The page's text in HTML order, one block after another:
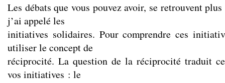
Les débats que vous pouvez avoir, se retrouvent
j’ai appelé les
initiatives solidaires. Pour comprendre ces
utiliser le concept de
réciprocité. La question de la réciprocité traduit
vos initiatives : le